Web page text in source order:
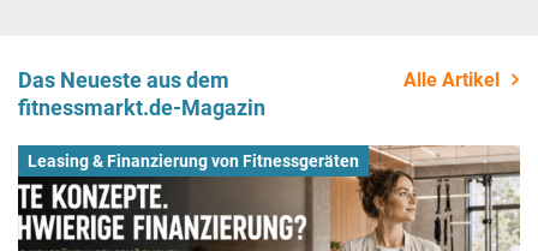
Das Neueste aus dem
fitnessmarkt.de-Magazin
Alle Artikel
Leasing & Finanzierung von Fitnessgeräten